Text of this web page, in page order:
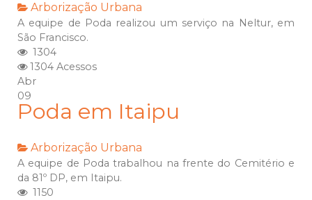
Arborização Urbana
A equipe de Poda realizou um serviço na Neltur, em
São Francisco.
1304
1304 Acessos
Abr
09
Poda em Itaipu
Arborização Urbana
A equipe de Poda trabalhou na frente do Cemitério e
da 81º DP, em Itaipu.
1150